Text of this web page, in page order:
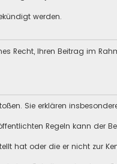
werden.
Recht, Ihren Beitrag im
Sie erklären
Regeln kann der
hat oder die er nicht zur